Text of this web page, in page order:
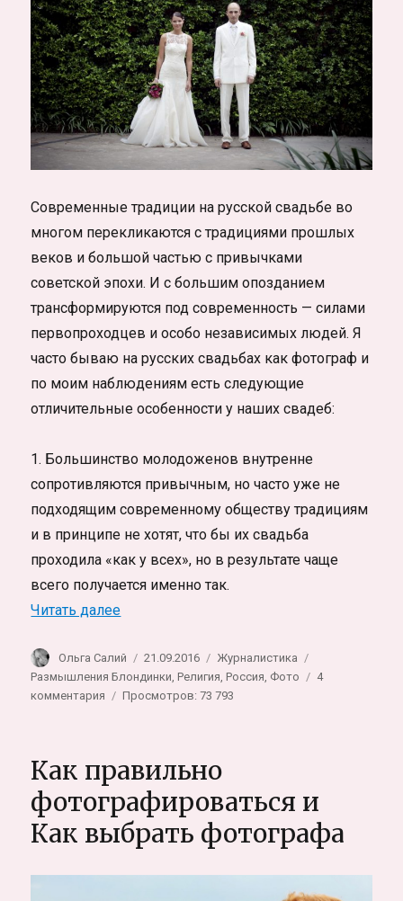
Современные традиции на русской свадьбе во
многом перекликаются с традициями прошлых
веков и большой частью с привычками
советской эпохи. И с большим опозданием
трансформируются под современность — силами
первопроходцев и особо независимых людей. Я
часто бываю на русских свадьбах как фотограф и
по моим наблюдениям есть следующие
отличительные особенности у наших свадеб:
1. Большинство молодоженов внутренне
сопротивляются привычным, но часто уже не
подходящим современному обществу традициям
и в принципе не хотят, что бы их свадьба
проходила «как у всех», но в результате чаще
всего получается именно так.
Читать далее«Русская свадьба. Традиции и
Автор
Ольга Салий Опубликовано
21.09.2016 Рубрики
Журналистика
Размышления Блондинки ,Религия ,Россия Фото
4
комментария
Традиции
и
современность
Просмотров: 73 793
Как правильно
фотографироваться и
Как выбрать фотографа